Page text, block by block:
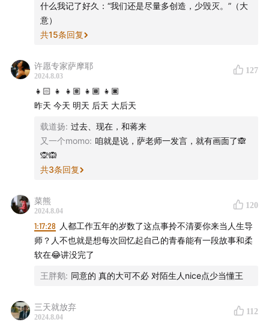
什么我记了好久：“我们还是尽量多创造，少毁灭。”（大
意）
共15条回复
许愿专家萨摩耶
2024.8.03
127
👧🏻 👧 👧🏽 👧🏾 👧🏿
昨天 今天 明天 后天 大后天
载道扬: 过去、现在，和蒋来
又一个momo: 咱就是说，萨老师一发言，就有画面了🙈
🙊🙉
共3条回复
菜熊
2024.8.04
120
1:17:28 人都工作五年的岁数了这点事拎不清要你来当人生导
师？人不也就是想每次回忆起自己的青春能有一段故事和柔
软在😂讲没完了
王胖鹅: 同意的 真的大可不必 对陌生人nice点少当懂王
三天就放弃
2024.8.04
112